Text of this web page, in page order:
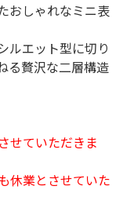
おしゃれなミニ表
ルエット型に切り
る贅沢な二層構造
せていただきま
休業とさせていた